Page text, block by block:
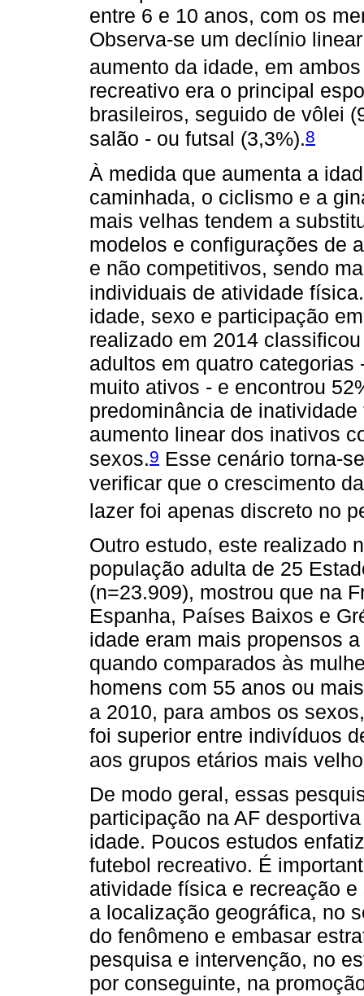
entre 6 e 10 anos, com os
Observa-se um declínio
aumento da idade, em
recreativo era o principal
brasileiros, seguido de vôlei
salão - ou futsal (3,3%).8
À medida que aumenta a
caminhada, o ciclismo e a
mais velhas tendem a
modelos e configurações de
e não competitivos, sendo
individuais de atividade física.
idade, sexo e participação
realizado em 2014
adultos em quatro
muito ativos - e encontrou
predominância de
aumento linear dos inativos
sexos.9 Esse cenário torna-
verificar que o crescimento
lazer foi apenas discreto no
Outro estudo, este realizado
população adulta de 25
(n=23.909), mostrou que na
Espanha, Países Baixos e
idade eram mais propensos
quando comparados às
homens com 55 anos ou
a 2010, para ambos os
foi superior entre indivíduos
aos grupos etários mais
De modo geral, essas
participação na AF
idade. Poucos estudos
futebol recreativo. É
atividade física e recreação
a localização geográfica, no
do fenômeno e embasar
pesquisa e intervenção, no
por conseguinte, na